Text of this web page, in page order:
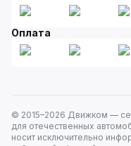
Оплата
© 2015–2026 Движком —
для отечественных
носит исключительно